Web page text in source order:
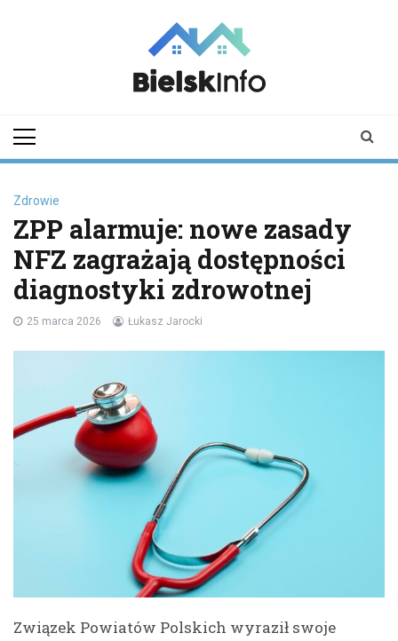
Podlaskiego i
Zdrowie
ZPP alarmuje: nowe zasady
NFZ zagrażają dostępności
diagnostyki zdrowotnej
25 marca 2026 Łukasz Jarocki
Związek Powiatów Polskich wyraził swoje